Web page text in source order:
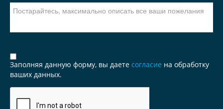
Заполняя данную форму, вы даете согласие на обработку
ваших данных.